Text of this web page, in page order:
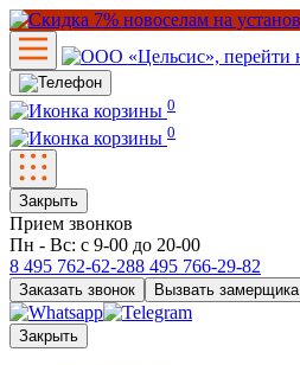
0
0
Закрыть
Прием звонков
Пн - Вс: с 9-00 до 20-00
8 495 762-62-288 495 766-29-82
Заказать звонок Вызвать замерщика
Закрыть